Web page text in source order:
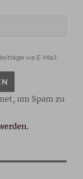
via E-Mail.
um Spam zu